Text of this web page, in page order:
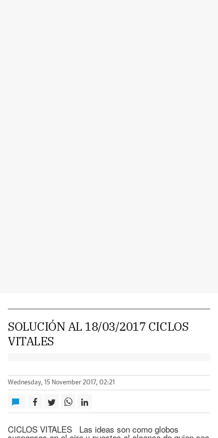
SOLUCIÓN AL 18/03/2017 CICLOS
VITALES
Wednesday, 15 November 2017, 02:21
CICLOS VITALES Las ideas son como globos